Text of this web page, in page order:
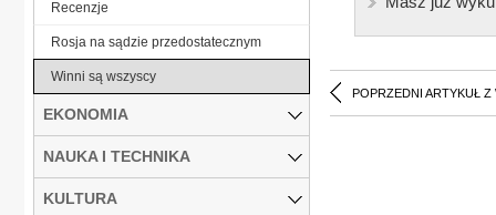
POPRZEDNI ARTYKUŁ Z
Recenzje
Rosja na sądzie przedostatecznym
Winni są wszyscy
EKONOMIA
NAUKA I TECHNIKA
KULTURA